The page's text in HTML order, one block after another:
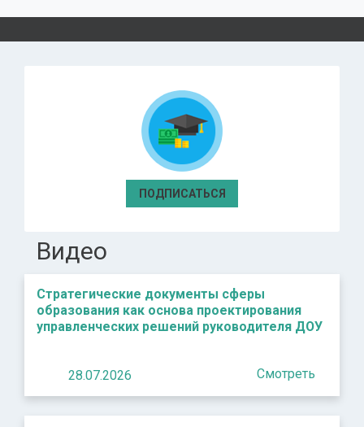
ПОДПИСАТЬСЯ
Видео
Стратегические документы сферы
образования как основа проектирования
управленческих решений руководителя ДОУ
28.07.2026 Смотреть